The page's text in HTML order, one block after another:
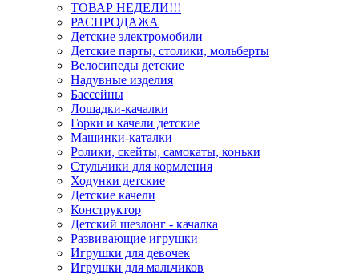
ТОВАР НЕДЕЛИ!!!
РАСПРОДАЖА
Детские электромобили
Детские парты, столики, мольберты
Велосипеды детские
Надувные изделия
Бассейны
Лошадки-качалки
Горки и качели детские
Машинки-каталки
Ролики, скейты, самокаты, коньки
Стульчики для кормления
Ходунки детские
Детские качели
Конструктор
Детский шезлонг - качалка
Развивающие игрушки
Игрушки для девочек
Игрушки для мальчиков